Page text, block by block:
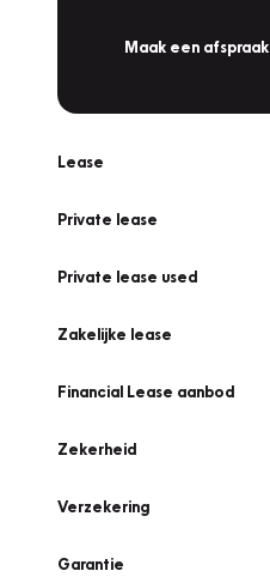
Maak een afspraak
Lease
Private lease
Private lease used
Zakelijke lease
Financial Lease aanbod
Zekerheid
Verzekering
Garantie